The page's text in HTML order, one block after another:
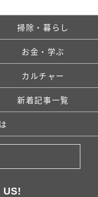
掃除・暮らし
お金・学ぶ
カルチャー
新着記事一覧
US!